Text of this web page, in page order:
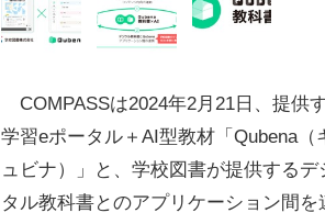
COMPASSは2024年2月21日、提供
学習eポータル＋AI型教材「Qubena（
ュビナ）」と、学校図書が提供するデ
タル教科書とのアプリケーション間を